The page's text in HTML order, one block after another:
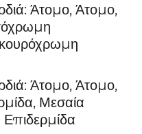
Άτομο, Άτομο,
Άτομο, Άτομο,
Μεσαία